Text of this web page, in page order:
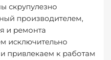
скрупулезно
производителем,
и ремонта
исключительно
привлекаем к работам